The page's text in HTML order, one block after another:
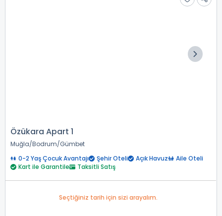
Özükara Apart 1
Muğla Bodrum Gümbet
0-2 Yaş Çocuk Avantajı
Şehir Oteli Açık Havuz
Aile Oteli
Kart ile Garantile
Taksitli Satış
Seçtiğiniz tarih için sizi arayalım.